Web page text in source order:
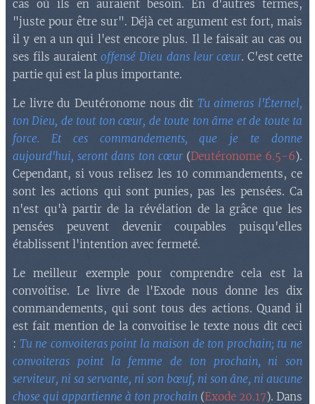
cas où ils en auraient besoin. En d'autres termes,
"juste pour être sur". Déjà cet argument est fort, mais
il y en a un qui l'est encore plus. Il le faisait au cas ou
ses fils auraientoffensé Dieu dans leur cœur. C'est cette
partie qui est la plus importante.
Le livre du Deutéronome nous dit Tu aimeras l'Éternel,
ton Dieu, de tout ton cœur, de toute ton âme et de toute ta
force. Et ces commandements, que je te donne
aujourd'hui, seront dans ton cœur(Deutéronome 6.5-6).
Cependant, si vous relisez les 10 commandements, ce
sont les actions qui sont punies, pas les pensées. Ca
n'est qu'à partir de la révélation de la grâce que les
pensées peuvent devenir coupables puisqu'elles
établissent l'intention avec fermeté.
Le meilleur exemple pour comprendre cela est la
convoitise. Le livre de l'Exode nous donne les dix
commandements, qui sont tous des actions. Quand il
est fait mention de la convoitise le texte nous dit ceci
: Tu ne convoiteras point la maison de ton prochain; tu ne
convoiteras point la femme de ton prochain, ni son
serviteur, ni sa servante, ni son bœuf, ni son âne, ni aucune
chose qui appartienne à ton prochain (Exode 20.17). Dans